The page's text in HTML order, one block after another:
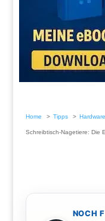
Home Tipps Hardware
Schreibtisch-Nagetiere: Die
NOCH